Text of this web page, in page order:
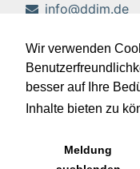
Wir verwenden
besser auf Ihre
Inhalte bieten zu
Meldung
info@ddim.de
Copyright ©
Interim
Impressum|